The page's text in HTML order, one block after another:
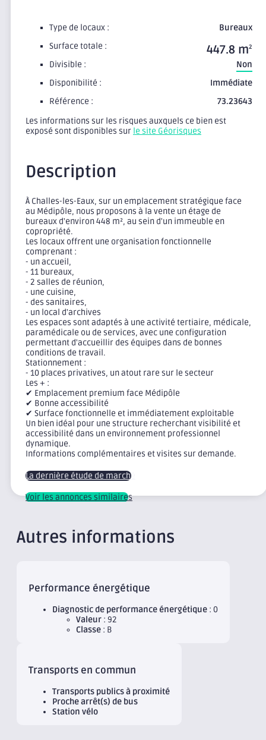
Type de locaux :
Bureaux
Surface totale :
447.8 m2
Divisible :
Non
Disponibilité :
Immédiate
Référence :
73.23643
Les informations sur les risques auxquels ce bien est
exposé sont disponibles sur le site Géorisques
Description
À Challes-les-Eaux, sur un emplacement stratégique face
au Médipôle, nous proposons à la vente un étage de
bureaux d'environ 448 m², au sein d'un immeuble en
copropriété.
Les locaux offrent une organisation fonctionnelle
comprenant :
- un accueil,
- 11 bureaux,
- 2 salles de réunion,
- une cuisine,
- des sanitaires,
- un local d'archives
Les espaces sont adaptés à une activité tertiaire, médicale,
paramédicale ou de services, avec une configuration
permettant d'accueillir des équipes dans de bonnes
conditions de travail.
Stationnement :
- 10 places privatives, un atout rare sur le secteur
Les + :
✔ Emplacement premium face Médipôle
✔ Bonne accessibilité
✔ Surface fonctionnelle et immédiatement exploitable
Un bien idéal pour une structure recherchant visibilité et
accessibilité dans un environnement professionnel
dynamique.
Informations complémentaires et visites sur demande.
La dernière étude de marché
Voir les annonces similaires
Autres informations
Performance énergétique
Diagnostic de performance énergétique : 0
Valeur : 92
Classe : B
Transports en commun
Transports publics à proximité
Proche arrêt(s) de bus
Station vélo